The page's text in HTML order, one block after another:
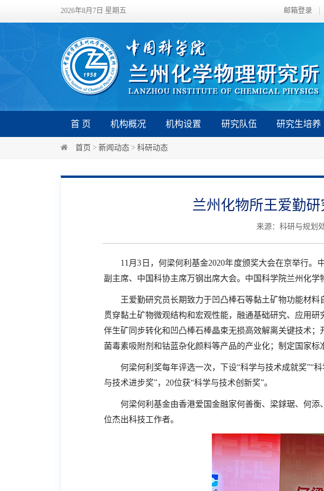
2026年8月7日 星期五 邮箱登录
首 页 机构概况 机构设置 研究队伍 研究生培养
首页 > 新闻动态 > 科研动态
兰州化物所王爱勤
来源：科研与规划
11月3日，何梁何利基金2020年度颁奖大会在京举行。
副主席、中国科协主席万钢出席大会。中国科学院兰州化
王爱勤研究员长期致力于凹凸棒石等黏土矿物功能材料
贯穿黏土矿物微观结构和宏观性能，融通基础研究、应用
伴生矿同步转化和凹凸棒石棒晶束无损高效解离关键技术
菌毒素吸附剂和钴蓝杂化颜料等产品的产业化；制定国家标
何梁何利奖每年评选一次，下设“科学与技术成就奖”“科
与技术进步奖”，20位获“科学与技术创新奖”。
何梁何利基金由香港爱国金融家何善衡、梁銶琚、何添
位杰出科技工作者。